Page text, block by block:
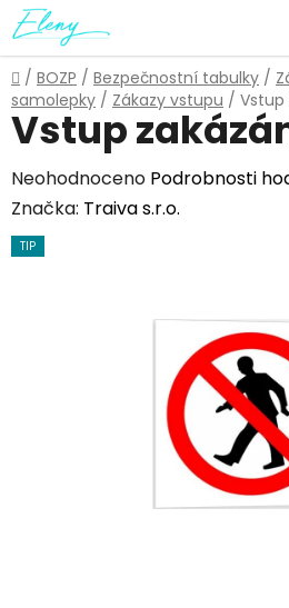
Přejít
na
obsah
Domů
/ BOZP / Bezpečnostní tabulky /
samolepky / Zákazy vstupu /
Vstup
Průměrné
hodnocení
produktu
Neohodnoceno Podrobnosti
Značka: Traiva s.r.o.
TIP